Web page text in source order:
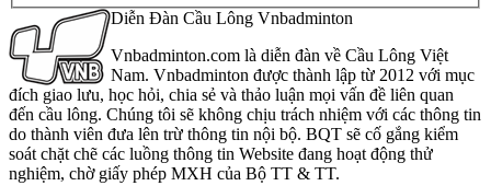
Diễn Đàn Cầu Lông Vnbadminton
Vnbadminton.com là diễn đàn về Cầu Lông Việt
Nam. Vnbadminton được thành lập từ 2012 với mục
đích giao lưu, học hỏi, chia sẻ và thảo luận mọi vấn đề liên quan
đến cầu lông. Chúng tôi sẽ không chịu trách nhiệm với các thông tin
do thành viên đưa lên trừ thông tin nội bộ. BQT sẽ cố gắng kiểm
soát chặt chẽ các luồng thông tin Website đang hoạt động thử
nghiệm, chờ giấy phép MXH của Bộ TT & TT.